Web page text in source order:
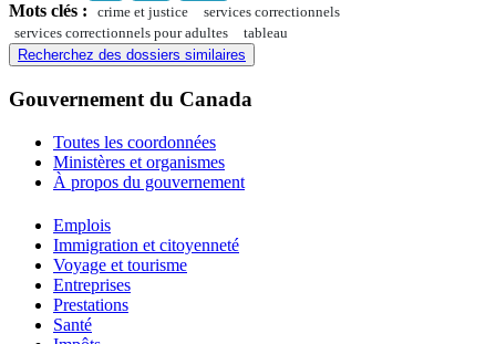
Mots clés : crime et justice
services correctionnels
services correctionnels pour adultes
tableau
Recherchez des dossiers similaires
Gouvernement du Canada
Toutes les coordonnées
Ministères et organismes
À propos du gouvernement
Thèmes
sujets
Emplois
Immigration et citoyenneté
Voyage et tourisme
Entreprises
Prestations
Santé